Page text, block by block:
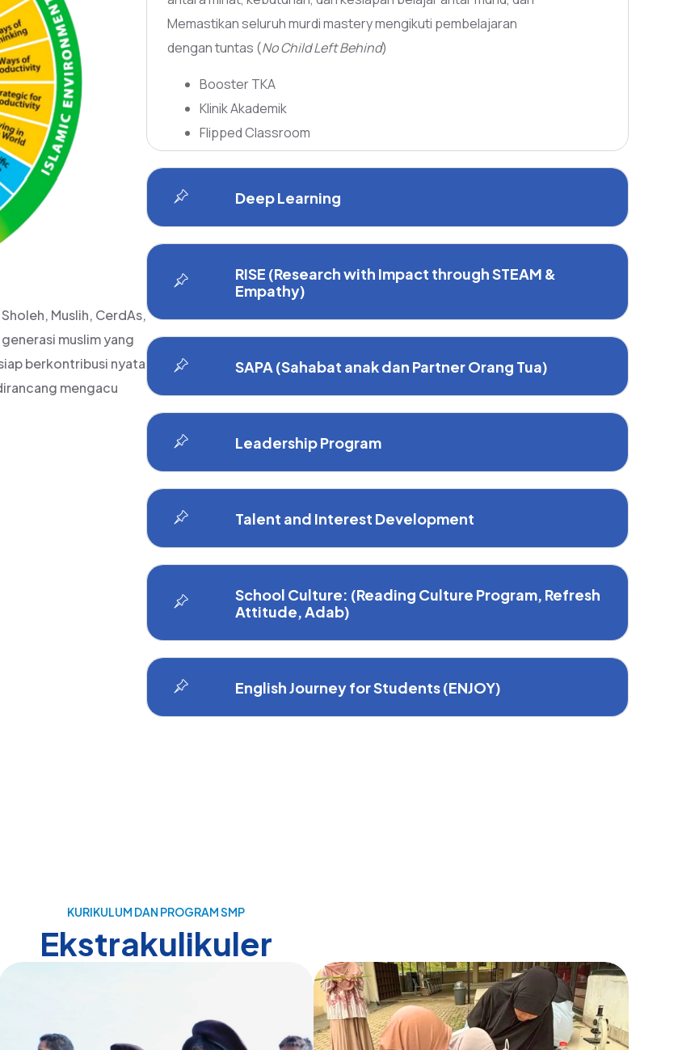
Muslih, CerdAs,
muslim yang
berkontribusi nyata
mengacu
Memastikan seluruh murdi mastery mengikuti pembelajaran
dengan tuntas (No Child Left Behind)
Booster TKA
Klinik Akademik
Flipped Classroom
Deep Learning
RISE (Research with Impact through STEAM &
Empathy)
SAPA (Sahabat anak dan Partner Orang Tua)
Leadership Program
Talent and Interest Development
School Culture: (Reading Culture Program, Refresh
Attitude, Adab)
English Journey for Students (ENJOY)
KURIKULUM DAN PROGRAM SMP
Ekstrakulikuler